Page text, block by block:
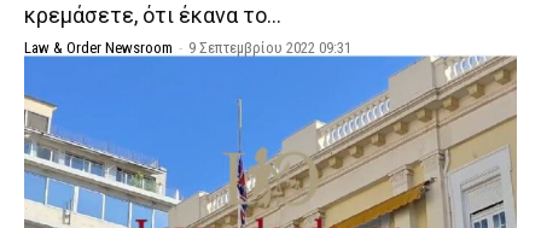
κρεμάσετε, ότι έκανα το...
Law & Order Newsroom - 9 Σεπτεμβρίου 2022 09:31